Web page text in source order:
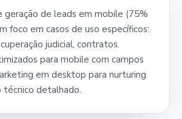
geração de leads em mobile (75%
foco em casos de uso específicos:
judicial, contratos.
para mobile com campos
em desktop para nurturing
técnico detalhado.